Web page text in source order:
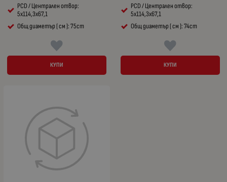
PCD / Централен отвор:
5x114,3x67,1
Общ диаметър ( см ): 75cm
КУПИ
PCD / Централен отвор:
5x114,3x67,1
Общ диаметър ( см ): 74cm
КУПИ